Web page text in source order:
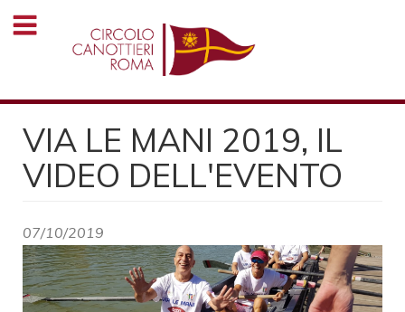
Salta
VIA LE MANI 2019, IL
VIDEO DELL'EVENTO
07/10/2019